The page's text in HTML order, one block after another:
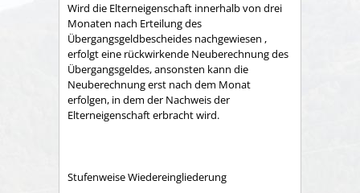
Wird die Elterneigenschaft innerhalb von drei
Monaten nach Erteilung des
Übergangsgeldbescheides nachgewiesen ,
erfolgt eine rückwirkende Neuberechnung des
Übergangsgeldes, ansonsten kann die
Neuberechnung erst nach dem Monat
erfolgen, in dem der Nachweis der
Elterneigenschaft erbracht wird.
Stufenweise Wiedereingliederung